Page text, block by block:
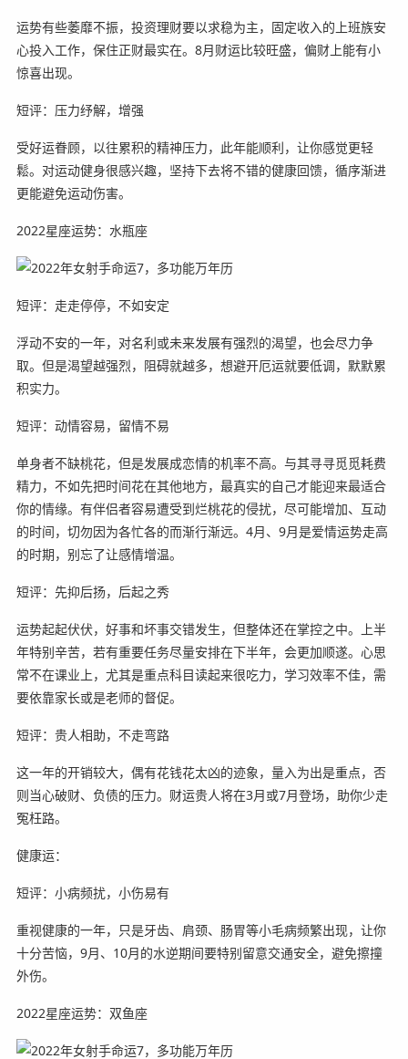
运势有些萎靡不振，投资理财要以求稳为主，固定收入的上班族安
心投入工作，保住正财最实在。8月财运比较旺盛，偏财上能有小
惊喜出现。
短评：压力纾解，增强
受好运眷顾，以往累积的精神压力，此年能顺利，让你感觉更轻
鬆。对运动健身很感兴趣，坚持下去将不错的健康回馈，循序渐进
更能避免运动伤害。
2022星座运势：水瓶座
短评：走走停停，不如安定
浮动不安的一年，对名利或未来发展有强烈的渴望，也会尽力争
取。但是渴望越强烈，阻碍就越多，想避开厄运就要低调，默默累
积实力。
短评：动情容易，留情不易
单身者不缺桃花，但是发展成恋情的机率不高。与其寻寻觅觅耗费
精力，不如先把时间花在其他地方，最真实的自己才能迎来最适合
你的情缘。有伴侣者容易遭受到烂桃花的侵扰，尽可能增加、互动
的时间，切勿因为各忙各的而渐行渐远。4月、9月是爱情运势走高
的时期，别忘了让感情增温。
短评：先抑后扬，后起之秀
运势起起伏伏，好事和坏事交错发生，但整体还在掌控之中。上半
年特别辛苦，若有重要任务尽量安排在下半年，会更加顺遂。心思
常不在课业上，尤其是重点科目读起来很吃力，学习效率不佳，需
要依靠家长或是老师的督促。
短评：贵人相助，不走弯路
这一年的开销较大，偶有花钱花太凶的迹象，量入为出是重点，否
则当心破财、负债的压力。财运贵人将在3月或7月登场，助你少走
冤枉路。
健康运：
短评：小病频扰，小伤易有
重视健康的一年，只是牙齿、肩颈、肠胃等小毛病频繁出现，让你
十分苦恼，9月、10月的水逆期间要特别留意交通安全，避免擦撞
外伤。
2022星座运势：双鱼座